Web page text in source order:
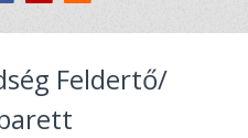
Feldertő/